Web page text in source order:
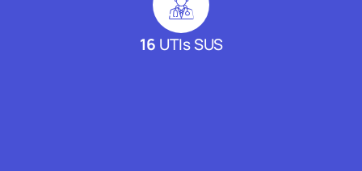
16 UTIs SUS